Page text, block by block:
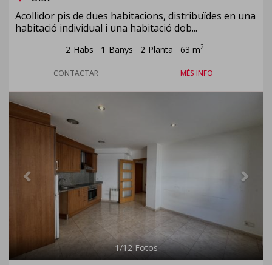
Acollidor pis de dues habitacions, distribuïdes en una
habitació individual i una habitació dob...
2 Habs 1 Banys 2 Planta 63 m2
CONTACTAR MÉS INFO
Previous Next
1/12Fotos